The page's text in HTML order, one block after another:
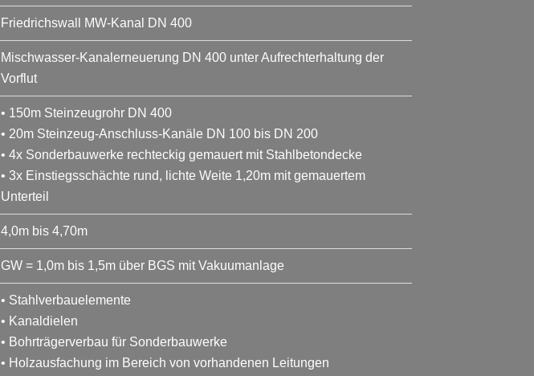
Friedrichswall MW-Kanal DN 400
Mischwasser-Kanalerneuerung DN 400 unter Aufrechterhaltung der
Vorflut
• 150m Steinzeugrohr DN 400
• 20m Steinzeug-Anschluss-Kanäle DN 100 bis DN 200
• 4x Sonderbauwerke rechteckig gemauert mit Stahlbetondecke
• 3x Einstiegsschächte rund, lichte Weite 1,20m mit gemauertem
Unterteil
4,0m bis 4,70m
GW = 1,0m bis 1,5m über BGS mit Vakuumanlage
• Stahlverbauelemente
• Kanaldielen
• Bohrträgerverbau für Sonderbauwerke
• Holzausfachung im Bereich von vorhandenen Leitungen